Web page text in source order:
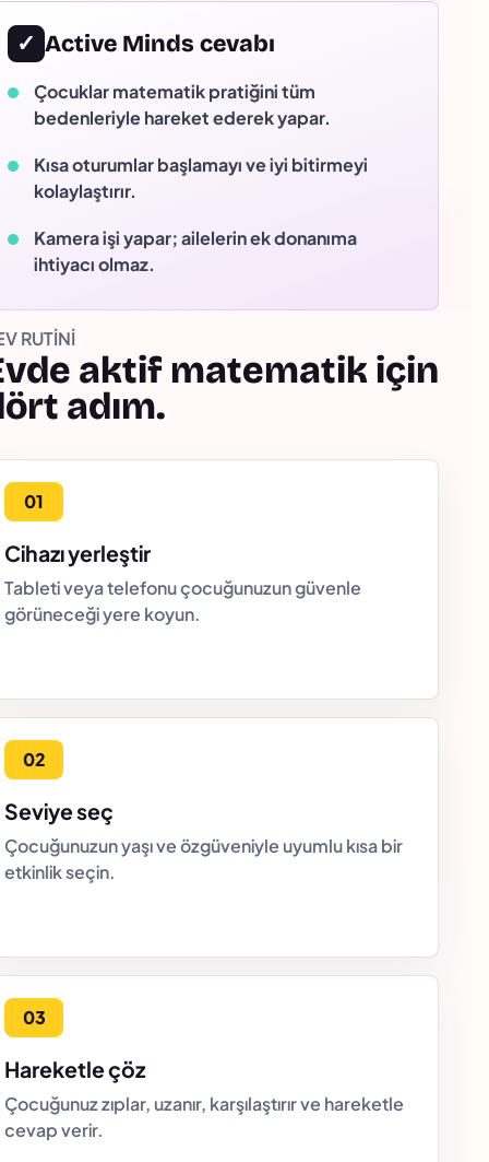
✓ Active Minds cevabı
Çocuklar matematik pratiğini tüm
bedenleriyle hareket ederek yapar.
Kısa oturumlar başlamayı ve iyi bitirmeyi
kolaylaştırır.
Kamera işi yapar; ailelerin ek donanıma
ihtiyacı olmaz.
RUTINI
aktif matematik için
adım.
Cihazı yerleştir
Tableti veya telefonu çocuğunuzun güvenle
görüneceği yere koyun.
Seviye seç
Çocuğunuzun yaşı ve özgüveniyle uyumlu kısa bir
etkinlik seçin.
Hareketle çöz
Çocuğunuz zıplar, uzanır, karşılaştırır ve hareketle
cevap verir.